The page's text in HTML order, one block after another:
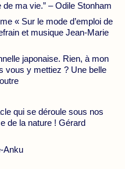
ma vie.” – Odile Stonham
« Sur le mode d’emploi de
et musique Jean-Marie
japonaise. Rien, à mon
vous y mettiez ? Une belle
qui se déroule sous nos
de la nature ! Gérard
Anku